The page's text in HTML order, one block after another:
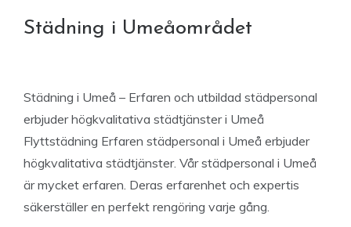
Städning i Umeåområdet
Städning i Umeå – Erfaren och utbildad städpersonal
erbjuder högkvalitativa städtjänster i Umeå
Flyttstädning Erfaren städpersonal i Umeå erbjuder
högkvalitativa städtjänster. Vår städpersonal i Umeå
är mycket erfaren. Deras erfarenhet och expertis
säkerställer en perfekt rengöring varje gång.